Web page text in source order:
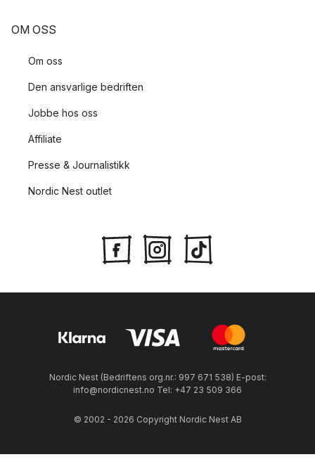
OM OSS
Om oss
Den ansvarlige bedriften
Jobbe hos oss
Affiliate
Presse & Journalistikk
Nordic Nest outlet
Nordic Nest (Bedriftens org.nr.: 997 671 538) E-post:
info@nordicnest.no Tel: +47 23 509 366
© 2002 - 2026 Copyright Nordic Nest AB